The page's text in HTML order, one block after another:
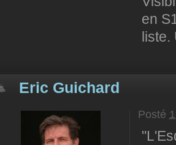
en
liste.
Eric Guichard
Posté